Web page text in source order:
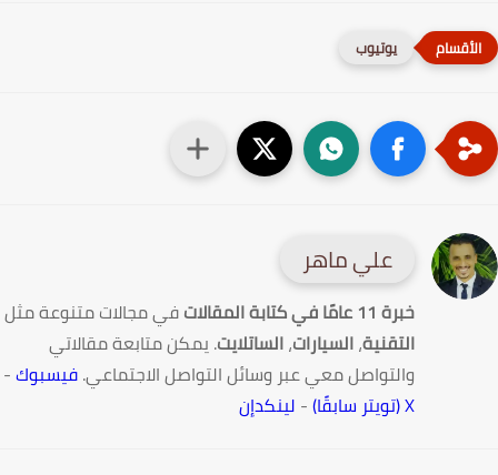
يوتيوب
علي ماهر
خبرة 11 عامًا في كتابة المقالات
في مجالات متنوعة مثل
التقنية،السيارات،الساتلايت. يمكن متابعة مقالاتي
والتواصل معي عبر وسائل التواصل الاجتماعي.فيسبوك-
-لينكدإن